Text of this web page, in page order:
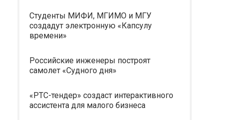
Студенты МИФИ, МГИМО и МГУ
создадут электронную «Капсулу
времени»
Российские инженеры построят
самолет «Судного дня»
«РТС-тендер» создаст интерактивного
ассистента для малого бизнеса